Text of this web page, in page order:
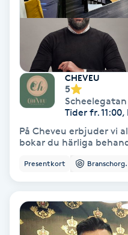
Paraffinbehandling
Pensionärklippning
Permanent
Permanent
Personal shopper
CHEVEU
5
Tider fr.
På Cheveu erbjuder vi
bokar du härliga
Presentkort Branschorg.